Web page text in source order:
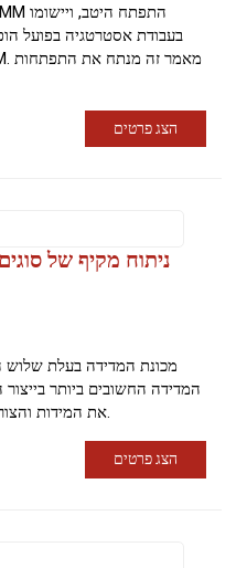
בעבודת אסטרטגיה בפועל
הצג פרטים
ניתוח מקיף של
מכונת המדידה בעלת שלוש
המדידה החשובים ביותר בייצור
את המידות והצורות של עצמים במרחב תלת-ממדי.
הצג פרטים